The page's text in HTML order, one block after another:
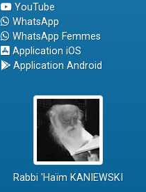
YouTube
WhatsApp
WhatsApp Femmes
Application iOS
Application Android
Rabbi 'Haïm KANIEWSKI